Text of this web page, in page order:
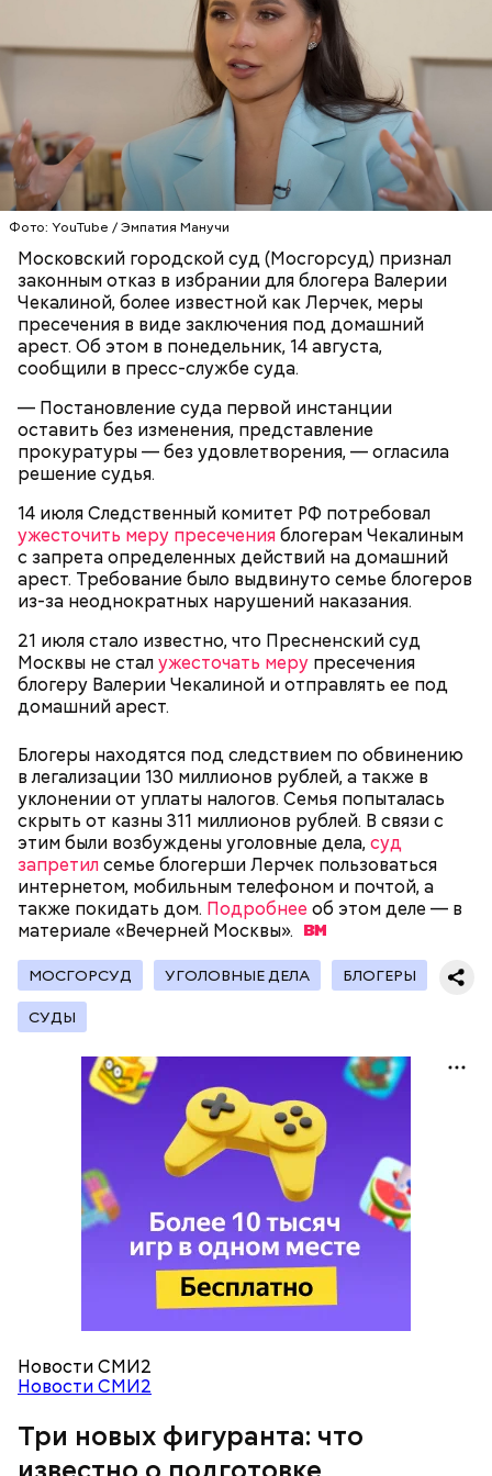
Фото: YouTube / Эмпатия Манучи
Московский городской суд (Мосгорсуд) признал
законным отказ в избрании для блогера Валерии
Чекалиной, более известной как Лерчек, меры
пресечения в виде заключения под домашний
арест. Об этом в понедельник, 14 августа,
сообщили в пресс-службе суда.
— Постановление суда первой инстанции
оставить без изменения, представление
прокуратуры — без удовлетворения, — огласила
решение судья.
14 июля Следственный комитет РФ потребовал
ужесточить меру пресеченияблогерам Чекалиным
с запрета определенных действий на домашний
арест. Требование было выдвинуто семье блогеров
из-за неоднократных нарушений наказания.
21 июля стало известно, что Пресненский суд
Москвы не сталужесточать меру пресечения
блогеру Валерии Чекалиной и отправлять ее под
домашний арест.
Блогеры находятся под следствием по обвинению
в легализации 130 миллионов рублей, а также в
уклонении от уплаты налогов. Семья попыталась
скрыть от казны 311 миллионов рублей. В связи с
этим были возбуждены уголовные дела, суд
запретилсемье блогерши Лерчек пользоваться
интернетом, мобильным телефоном и почтой, а
также покидать дом. Подробнее об этом деле — в
материале «Вечерней Москвы».
МОСГОРСУД УГОЛОВНЫЕ ДЕЛА БЛОГЕРЫ
СУДЫ
Новости СМИ2
Новости СМИ2
Три новых фигуранта: что
При поимке преступников у них были изъяты:
автомат Калашникова, 90 патронов к нему, ножи,
кастеты, резиновые дубинки, наручники, шевроны
и флаги с нацистской символикой, нацистская
литература, а также средства связи и компьютеры.
В средствах связи ФСБ нашли подтверждение
преступных намерений участников
«Параграфа-88».
«Параграф-88» — кто они?
Создателем неонацистской группировки
«Параграф-88» оказался 18-летний житель Москвы
Михаил Балашов. Допрос с его участием
опубликовала в Сети редакция RT. Молодой
человек признался, что организовал сообщество и
вовлек туда несовершеннолетних россиян. Их
лиц неславянской наружности.
Балашов рассказал, что спустя время с ним
связались украинские спецслужбы «с заманчивым
предложением, от которого он не смог
отказаться».
Королева доски
Битцевский маньяк утверждал, что на его счету 63
убийства. Все они были отмечены фишками,
крышками от бутылок и прочими предметами на
шахматной доске.